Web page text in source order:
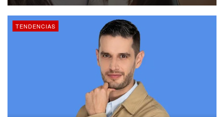
TENDENCIAS